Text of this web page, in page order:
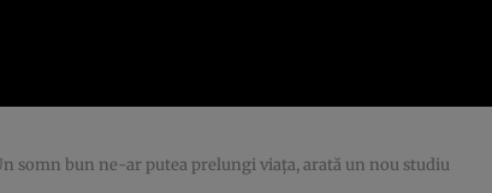
somn bun ne-ar putea prelungi viața, arată un nou studiu